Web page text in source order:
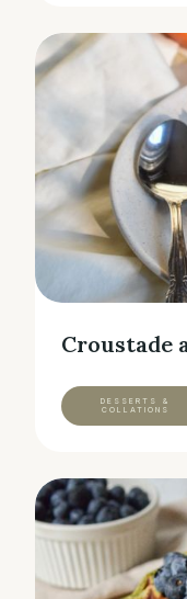
Croustade
DESSERTS &
COLLATIONS